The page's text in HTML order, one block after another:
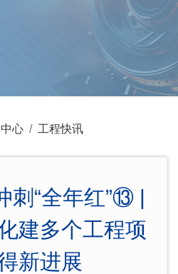
心 工程快讯
刺“全年红”⑬ |
建多个工程项
新进展